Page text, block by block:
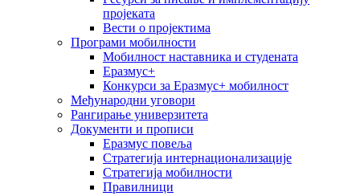
пројеката
Вести о пројектима
Програми мобилности
Мобилност наставника и студената
Еразмус+
Конкурси за Еразмус+ мобилност
Међународни уговори
Рангирање универзитета
Документи и прописи
Еразмус повеља
Стратегија интернационализације
Стратегија мобилности
Правилници